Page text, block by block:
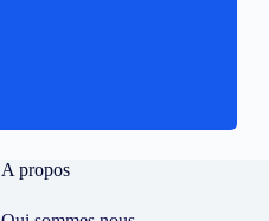
A propos